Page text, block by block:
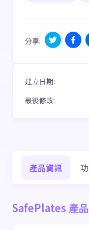
分享:
建立日期:
最後修改:
產品資訊
SafePlates 產